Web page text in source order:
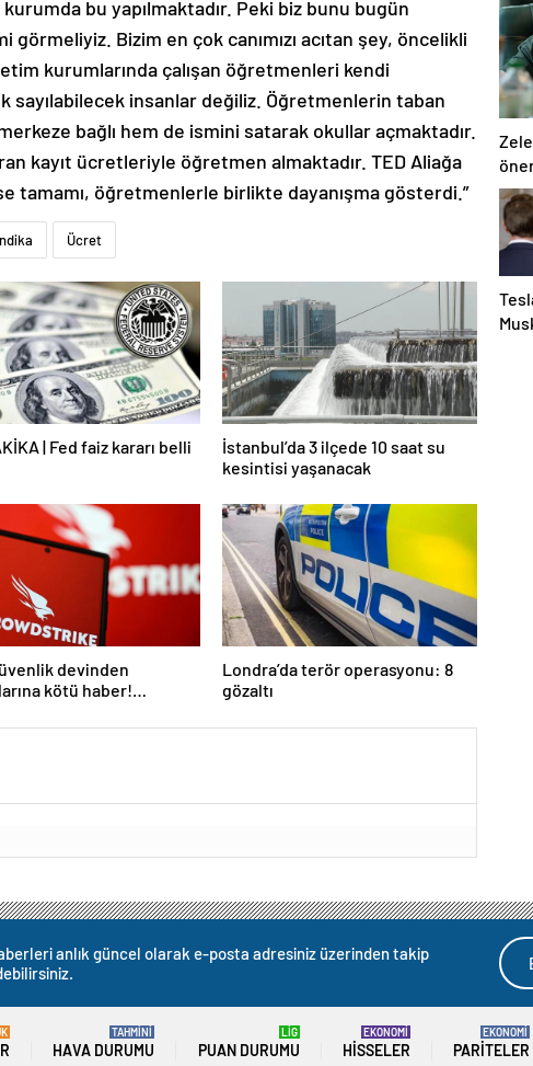
bu yapılmaktadır. Peki biz bunu bugün
Bizim en çok canımızı acıtan şey, öncelikli
kurumlarında çalışan öğretmenleri kendi
insanlar değiliz. Öğretmenlerin taban
bağlı hem de ismini satarak okullar açmaktadır.
kayıt ücretleriyle öğretmen almaktadır. TED Aliağa
tamamı, öğretmenlerle birlikte dayanışma gösterdi.”
Ücret
| Fed faiz kararı belli
İstanbul’da 3 ilçede 10 saat su
kesintisi yaşanacak
devinden
kötü haber!
Londra’da terör operasyonu: 8
gözaltı
anlık güncel olarak e-posta adresiniz üzerinden takip
HAVA DURUMU
TAHMİNİ
PUAN DURUMU
LİG
HISSELER
EKONOMİ
PARITELER
EKONOMİ